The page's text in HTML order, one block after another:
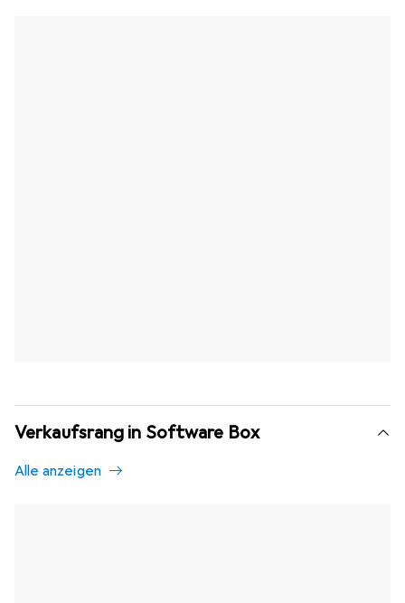
Verkaufsrang in Software Box
Alle anzeigen